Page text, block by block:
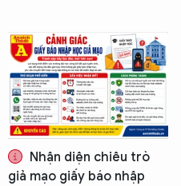
Nhận diện chiêu trò
giả mạo giấy báo nhập